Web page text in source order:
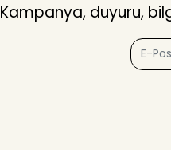
Kampanya, duyuru,